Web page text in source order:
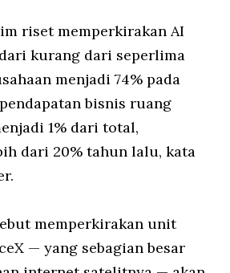
riset memperkirakan AI
kurang dari seperlima
menjadi 74% pada
bisnis ruang
1% dari total,
dari 20% tahun lalu, kata
memperkirakan unit
— yang sebagian besar